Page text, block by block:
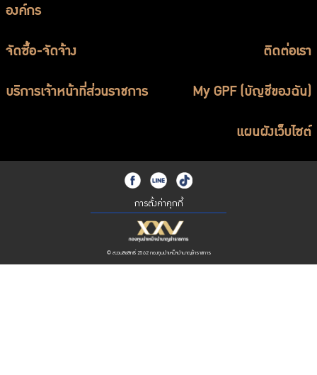
องค์กร
จัดซื้อ-จัดจ้าง ติดต่อเรา
บริการเจ้าหน้าที่ส่วนราชการ My GPF (บัญชีของฉัน)
แผนผังเว็บไซต์
การตั้งค่าคุกกี้
© สงวนลิขสิทธิ์ 2562 กองทุนบำเหน็จบำนาญข้าราชการ